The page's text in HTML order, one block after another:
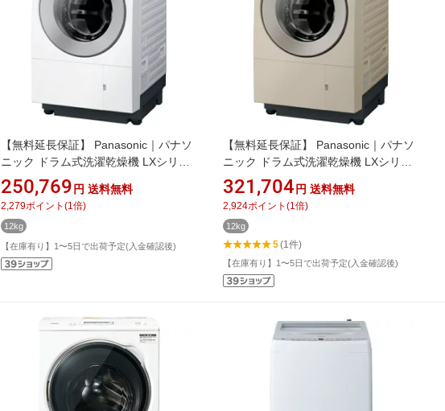
【無料延長保証】 Panasonic｜パナソ
ニック ドラム式洗濯乾燥機 LXシリー
ズ マットホワイト NA-LX125EL-W [洗
濯12.0kg /乾燥6.0kg /左開き /ヒートポ
ンプ乾燥]
250,769 円 送料無料
2,279ポイント (1 倍)
12kg
【在庫有り】1〜5日で出荷予定(入金確認後)
【無料延長保証】 Panasonic｜パナソ
ニック ドラム式洗濯乾燥機 LXシリー
ズ サンドグレージュ NA-LX129ER-C
[洗濯12.0kg /乾燥6.0kg /右開き /ヒー
トポンプ乾燥]
321,704 円 送料無料
2,924ポイント (1 倍)
12kg
5(1件)
【在庫有り】1〜5日で出荷予定(入金確認後)